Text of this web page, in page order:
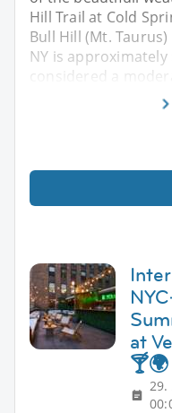
Hill Trail at Cold
Bull Hill (Mt.
NY is
considered a
at
🍸🌍
29.